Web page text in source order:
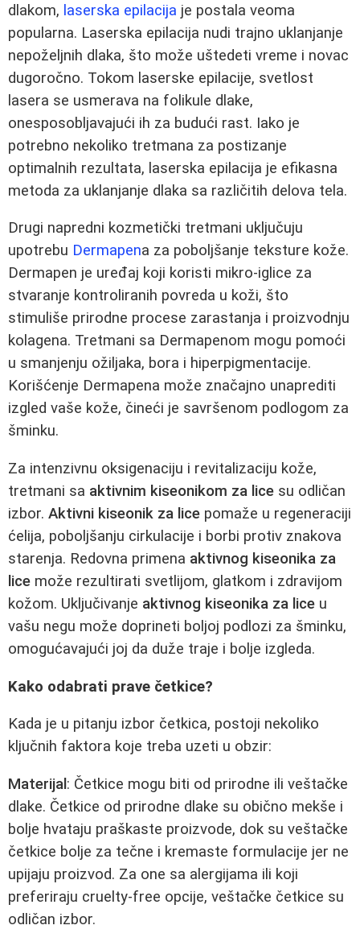
dlakom, laserska epilacija je postala veoma
popularna. Laserska epilacija nudi trajno uklanjanje
nepoželjnih dlaka, što može uštedeti vreme i novac
dugoročno. Tokom laserske epilacije, svetlost
lasera se usmerava na folikule dlake,
onesposobljavajući ih za budući rast. Iako je
potrebno nekoliko tretmana za postizanje
optimalnih rezultata, laserska epilacija je efikasna
metoda za uklanjanje dlaka sa različitih delova tela.
Drugi napredni kozmetički tretmani uključuju
upotrebu Dermapena za poboljšanje teksture kože.
Dermapen je uređaj koji koristi mikro-iglice za
stvaranje kontroliranih povreda u koži, što
stimuliše prirodne procese zarastanja i proizvodnju
kolagena. Tretmani sa Dermapenom mogu pomoći
u smanjenju ožiljaka, bora i hiperpigmentacije.
Korišćenje Dermapena može značajno unaprediti
izgled vaše kože, čineći je savršenom podlogom za
šminku.
Za intenzivnu oksigenaciju i revitalizaciju kože,
tretmani sa aktivnim kiseonikom za lice su odličan
izbor. Aktivni kiseonik za lice pomaže u regeneraciji
ćelija, poboljšanju cirkulacije i borbi protiv znakova
starenja. Redovna primena aktivnog kiseonika za
lice može rezultirati svetlijom, glatkom i zdravijom
kožom. Uključivanje aktivnog kiseonika za lice u
vašu negu može doprineti boljoj podlozi za šminku,
omogućavajući joj da duže traje i bolje izgleda.
Kako odabrati prave četkice?
Kada je u pitanju izbor četkica, postoji nekoliko
ključnih faktora koje treba uzeti u obzir:
Materijal : Četkice mogu biti od prirodne ili veštačke
dlake. Četkice od prirodne dlake su obično mekše i
bolje hvataju praškaste proizvode, dok su veštačke
četkice bolje za tečne i kremaste formulacije jer ne
upijaju proizvod. Za one sa alergijama ili koji
preferiraju cruelty-free opcije, veštačke četkice su
odličan izbor.